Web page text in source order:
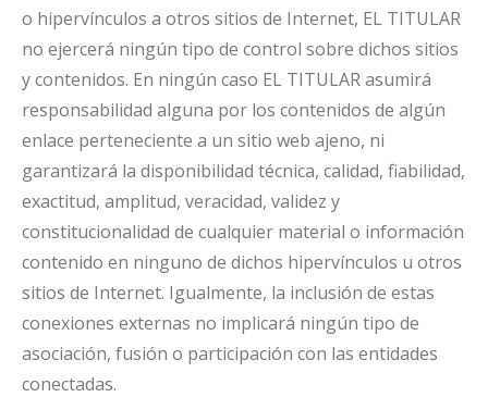
o hipervínculos a otros sitios de Internet, EL TITULAR
no ejercerá ningún tipo de control sobre dichos sitios
y contenidos. En ningún caso EL TITULAR asumirá
responsabilidad alguna por los contenidos de algún
enlace perteneciente a un sitio web ajeno, ni
garantizará la disponibilidad técnica, calidad, fiabilidad,
exactitud, amplitud, veracidad, validez y
constitucionalidad de cualquier material o información
contenido en ninguno de dichos hipervínculos u otros
sitios de Internet. Igualmente, la inclusión de estas
conexiones externas no implicará ningún tipo de
asociación, fusión o participación con las entidades
conectadas.